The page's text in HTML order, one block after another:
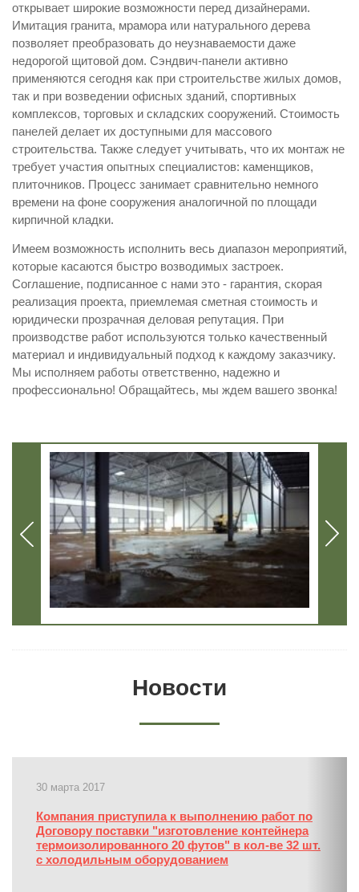
открывает широкие возможности перед дизайнерами.
Имитация гранита, мрамора или натурального дерева
позволяет преобразовать до неузнаваемости даже
недорогой щитовой дом. Сэндвич-панели активно
применяются сегодня как при строительстве жилых домов,
так и при возведении офисных зданий, спортивных
комплексов, торговых и складских сооружений. Стоимость
панелей делает их доступными для массового
строительства. Также следует учитывать, что их монтаж не
требует участия опытных специалистов: каменщиков,
плиточников. Процесс занимает сравнительно немного
времени на фоне сооружения аналогичной по площади
кирпичной кладки.
Имеем возможность исполнить весь диапазон мероприятий,
которые касаются быстро возводимых застроек.
Соглашение, подписанное с нами это - гарантия, скорая
реализация проекта, приемлемая сметная стоимость и
юридически прозрачная деловая репутация. При
производстве работ используются только качественный
материал и индивидуальный подход к каждому заказчику.
Мы исполняем работы ответственно, надежно и
профессионально! Обращайтесь, мы ждем вашего звонка!
Новости
30 марта 2017
Компания приступила к выполнению работ по
Договору поставки "изготовление контейнера
термоизолированного 20 футов" в кол-ве 32 шт.
с холодильным оборудованием